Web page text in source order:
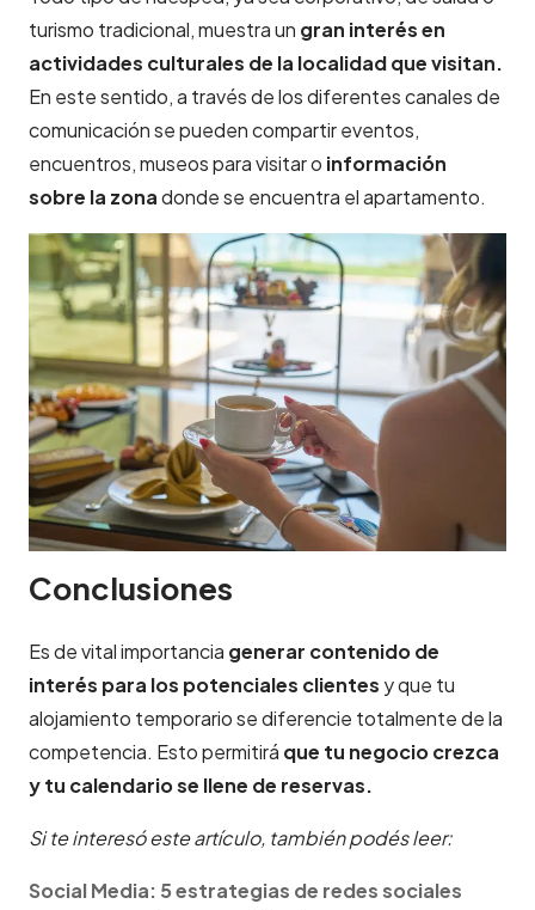
turismo tradicional, muestra un gran interés en
actividades culturales de la localidad que visitan.
En este sentido, a través de los diferentes canales de
comunicación se pueden compartir eventos,
encuentros, museos para visitar o información
sobre la zonadonde se encuentra el apartamento.
Conclusiones
Es de vital importancia generar contenido de
interés para los potenciales clientes y que tu
alojamiento temporario se diferencie totalmente de la
competencia. Esto permitirá que tu negocio crezca
y tu calendario se llene de reservas.
Si te interesó este artículo, también podés leer:
Social Media: 5 estrategias de redes sociales